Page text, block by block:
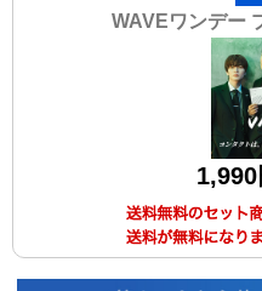
WAVEワンデー